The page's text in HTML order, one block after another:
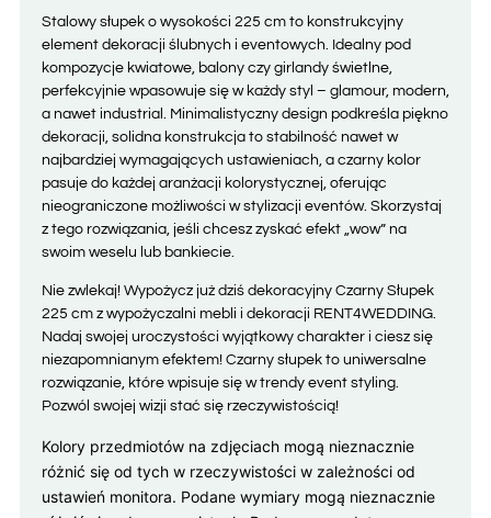
Stalowy słupek o wysokości 225 cm to konstrukcyjny
element dekoracji ślubnych i eventowych. Idealny pod
kompozycje kwiatowe, balony czy girlandy świetlne,
perfekcyjnie wpasowuje się w każdy styl – glamour, modern,
a nawet industrial. Minimalistyczny design podkreśla piękno
dekoracji, solidna konstrukcja to stabilność nawet w
najbardziej wymagających ustawieniach, a czarny kolor
pasuje do każdej aranżacji kolorystycznej, oferując
nieograniczone możliwości w stylizacji eventów. Skorzystaj
z tego rozwiązania, jeśli chcesz zyskać efekt „wow” na
swoim weselu lub bankiecie.
Nie zwlekaj! Wypożycz już dziś dekoracyjny Czarny Słupek
225 cm z wypożyczalni mebli i dekoracji RENT4WEDDING.
Nadaj swojej uroczystości wyjątkowy charakter i ciesz się
niezapomnianym efektem! Czarny słupek to uniwersalne
rozwiązanie, które wpisuje się w trendy event styling.
Pozwól swojej wizji stać się rzeczywistością!
Kolory przedmiotów na zdjęciach mogą nieznacznie
różnić się od tych w rzeczywistości w zależności od
ustawień monitora. Podane wymiary mogą nieznacznie